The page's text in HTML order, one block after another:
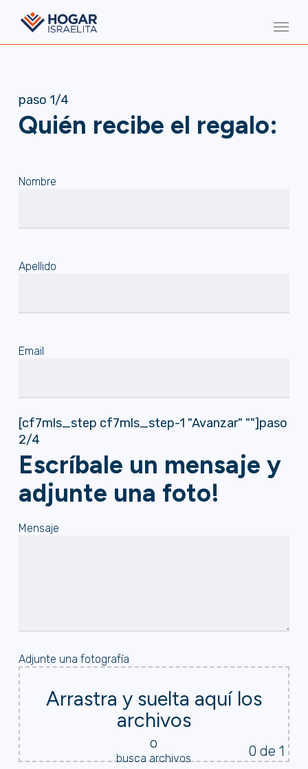
main
Menu
paso 1/4
Quién recibe el regalo:
Nombre
Apellido
Email
[cf7mls_step cf7mls_step-1 "Avanzar" ""]paso
2/4
Escríbale un mensaje y
adjunte una foto!
Mensaje
Adjunte una fotografía
Arrastra y suelta aquí los
archivos
o
busca archivos 0 de 1